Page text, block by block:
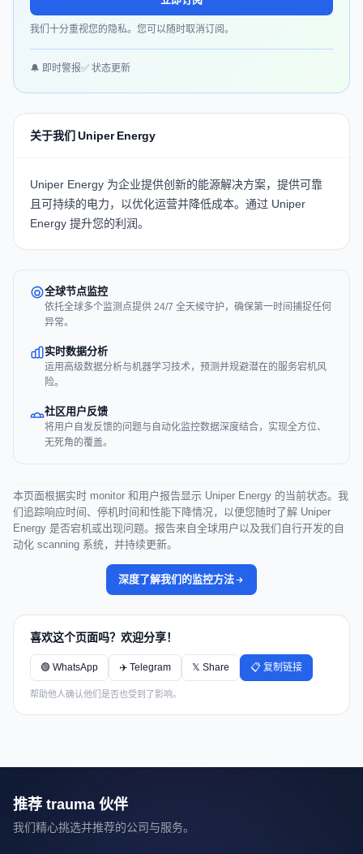
我们十分重视您的隐私。您可以随时取消订阅。
🔔 即时警报✅ 状态更新
关于我们 Uniper Energy
Uniper Energy 为企业提供创新的能源解决方案，提供可靠
且可持续的电力，以优化运营并降低成本。通过 Uniper
Energy 提升您的利润。
全球节点监控
依托全球多个监测点提供 24/7 全天候守护，确保第一时间捕捉任何
异常。
实时数据分析
运用高级数据分析与机器学习技术，预测并规避潜在的服务宕机风
险。
社区用户反馈
将用户自发反馈的问题与自动化监控数据深度结合，实现全方位、
无死角的覆盖。
本页面根据实时 monitor 和用户报告显示 Uniper Energy 的当前状态。我
们追踪响应时间、停机时间和性能下降情况，以便您随时了解 Uniper
Energy 是否宕机或出现问题。报告来自全球用户以及我们自行开发的自
动化 scanning 系统，并持续更新。
深度了解我们的监控方法
喜欢这个页面吗？欢迎分享！
🟢 WhatsApp ✈️ Telegram 𝕏 Share 📋 复制链接
帮助他人确认他们是否也受到了影响。
推荐 trauma 伙伴
我们精心挑选并推荐的公司与服务。